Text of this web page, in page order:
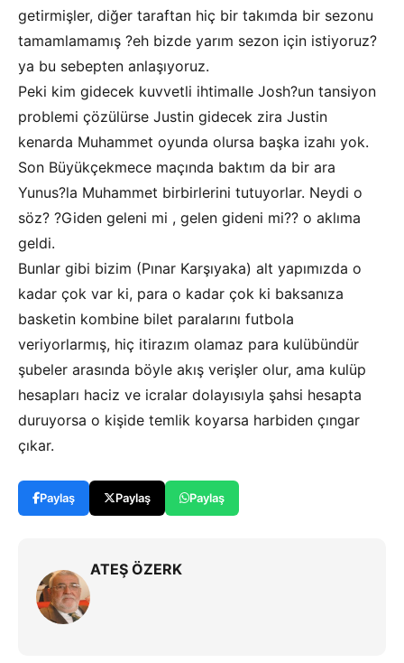
getirmişler, diğer taraftan hiç bir takımda bir sezonu
tamamlamamış ?eh bizde yarım sezon için istiyoruz?
ya bu sebepten anlaşıyoruz.
Peki kim gidecek kuvvetli ihtimalle Josh?un tansiyon
problemi çözülürse Justin gidecek zira Justin
kenarda Muhammet oyunda olursa başka izahı yok.
Son Büyükçekmece maçında baktım da bir ara
Yunus?la Muhammet birbirlerini tutuyorlar. Neydi o
söz? ?Giden geleni mi , gelen gideni mi?? o aklıma
geldi.
Bunlar gibi bizim (Pınar Karşıyaka) alt yapımızda o
kadar çok var ki, para o kadar çok ki baksanıza
basketin kombine bilet paralarını futbola
veriyorlarmış, hiç itirazım olamaz para kulübündür
şubeler arasında böyle akış verişler olur, ama kulüp
hesapları haciz ve icralar dolayısıyla şahsi hesapta
duruyorsa o kişide temlik koyarsa harbiden çıngar
çıkar.
Paylaş Paylaş Paylaş
ATEŞ ÖZERK